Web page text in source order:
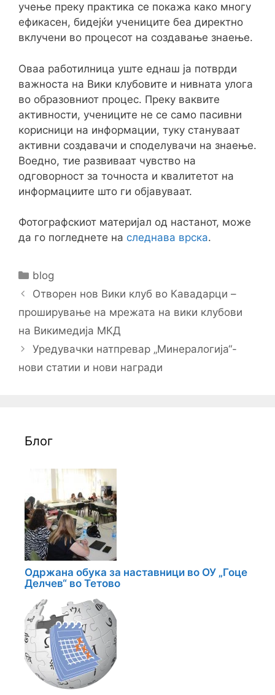
учење преку практика се покажа како многу
ефикасен, бидејќи учениците беа директно
вклучени во процесот на создавање знаење.
Оваа работилница уште еднаш ја потврди
важноста на Вики клубовите и нивната улога
во образовниот процес. Преку ваквите
активности, учениците не се само пасивни
корисници на информации, туку стануваат
активни создавачи и споделувачи на знаење.
Воедно, тие развиваат чувство на
одговорност за точноста и квалитетот на
информациите што ги објавуваат.
Фотографскиот материјал од настанот, може
да го погледнете на следнава врска.
Categories
blog
Post
navigation
Отворен нов Вики клуб во Кавадарци –
проширување на мрежата на вики клубови
на Викимедија МКД
Уредувачки натпревар „Минералогија“-
нови статии и нови награди
Блог
Одржана обука за наставници во ОУ „Гоце
Делчев“ во Тетово